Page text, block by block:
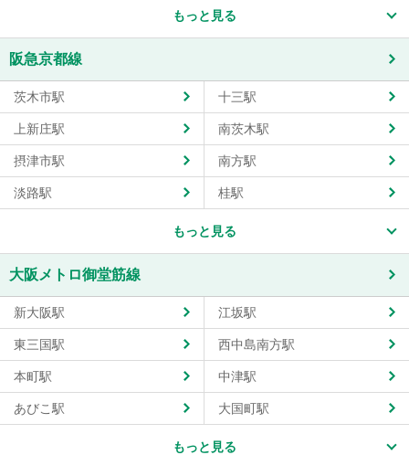
もっと見る
阪急京都線
茨木市駅 十三駅
上新庄駅 南茨木駅
摂津市駅 南方駅
淡路駅 桂駅
もっと見る
大阪メトロ御堂筋線
新大阪駅 江坂駅
東三国駅 西中島南方駅
本町駅 中津駅
あびこ駅 大国町駅
もっと見る